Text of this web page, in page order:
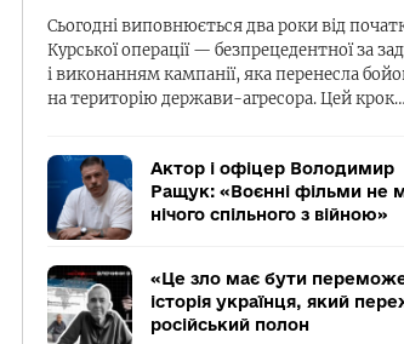
Сьогодні виповнюється два роки від
Курської операції — безпрецедентної за
і виконанням кампанії, яка перенесла
на територію держави-агресора. Цей крок…
Актор і офіцер Володимир
Ращук: «Воєнні фільми не
нічого спільного з війною»
«Це зло має бути
історія українця, який
російський полон